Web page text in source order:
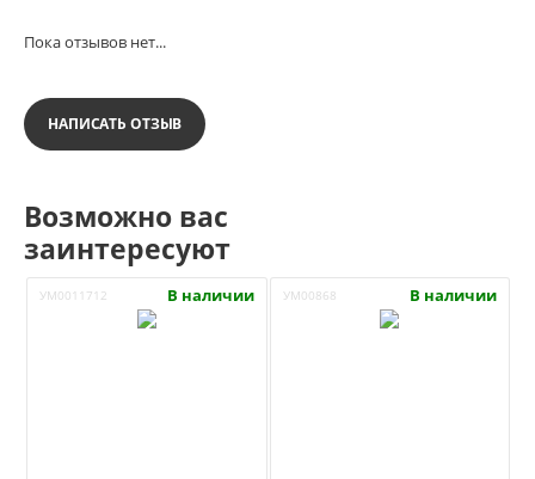
Пока отзывов нет...
НАПИСАТЬ ОТЗЫВ
Возможно вас
заинтересуют
УМ0011712 В наличии УМ00868 В наличии